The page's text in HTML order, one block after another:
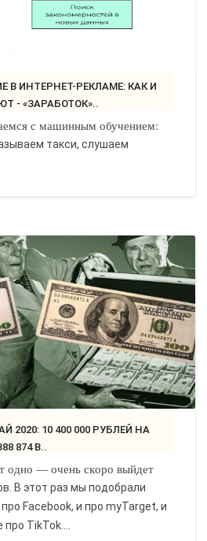
- «ЗАРАБОТОК»..
с машинным обучением:
такси, слушаем
874 В..
одно — очень скоро выйдет
В этот раз мы подобрали
Facebook, и про myTarget, и
TikTok....